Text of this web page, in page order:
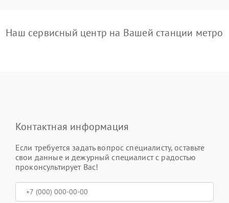
Наш сервисный центр на Вашей станции метро
Контактная информация
Если требуется задать вопрос специалисту, оставьте
свои данные и дежурный специалист с радостью
проконсультирует Вас!